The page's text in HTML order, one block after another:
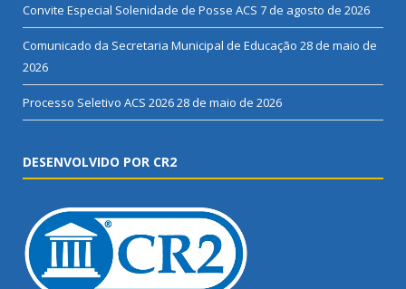
Convite Especial Solenidade de Posse ACS 7 de agosto de 2026
Comunicado da Secretaria Municipal de Educação 28 de maio de
2026
Processo Seletivo ACS 202628 de maio de 2026
DESENVOLVIDO POR CR2